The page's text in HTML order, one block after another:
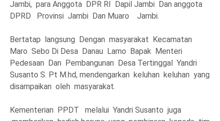
Jambi, para Anggota DPR RI Dapil Jambi Dan anggota
DPRD Provinsi Jambi Dan Muaro Jambi.
Bertatap langsung Dengan masyarakat Kecamatan
Maro Sebo Di Desa Danau Lamo Bapak Menteri
Pedesaan Dan Pembangunan Desa Tertinggal Yandri
Susanto S. Pt M.hd, mendengarkan keluhan keluhan yang
disampaikan oleh masyarakat.
Kementerian PPDT melalui Yandri Susanto juga